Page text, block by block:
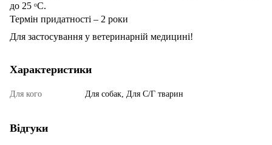
до 25 ᵒС.
Термін придатності – 2 роки
Для застосування у ветеринарній медицині!
Характеристики
Для кого Для собак, Для С/Г тварин
Відгуки